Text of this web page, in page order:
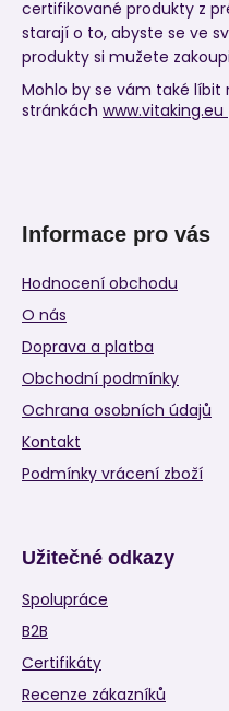
certifikované produkty z
starají o to, abyste se ve
produkty si mužete
Mohlo by se vám také líbit
stránkách www.vitaking.eu
Informace pro vás
Hodnocení obchodu
O nás
Doprava a platba
Obchodní podmínky
Ochrana osobních údajů
Kontakt
Podmínky vrácení zboží
Užitečné odkazy
Spolupráce
B2B
Certifikáty
Recenze zákazníků